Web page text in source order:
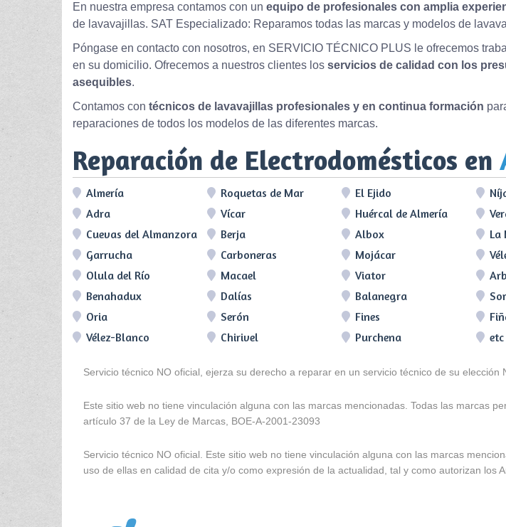
En nuestra empresa contamos con un equipo de profesionales con amplia
de lavavajillas. SAT Especializado: Reparamos todas las marcas y modelos de
Póngase en contacto con nosotros, en SERVICIO TÉCNICO PLUS le ofrecemos
en su domicilio. Ofrecemos a nuestros clientes los servicios de calidad con los
asequibles.
Contamos con técnicos de lavavajillas profesionales y en continua formación
reparaciones de todos los modelos de las diferentes marcas.
Reparación de Electrodomésticos en
Almería Roquetas de Mar El Ejido
Adra
Vícar Huércal de Almería
Cuevas del Almanzora
Berja Albox
La
Garrucha
Carboneras Mojácar
Olula del Río
Macael Viator
Benahadux
Dalías Balanegra
Oria
Serón Fines
Vélez-Blanco
Chirivel Purchena etc
Servicio técnico NO oficial, ejerza su derecho a reparar en un servicio técnico de su elección
Este sitio web no tiene vinculación alguna con las marcas mencionadas. Todas las marcas
artículo 37 de la Ley de Marcas, BOE-A-2001-23093
Servicio técnico NO oficial. Este sitio web no tiene vinculación alguna con las marcas
uso de ellas en calidad de cita y/o como expresión de la actualidad, tal y como autorizan los